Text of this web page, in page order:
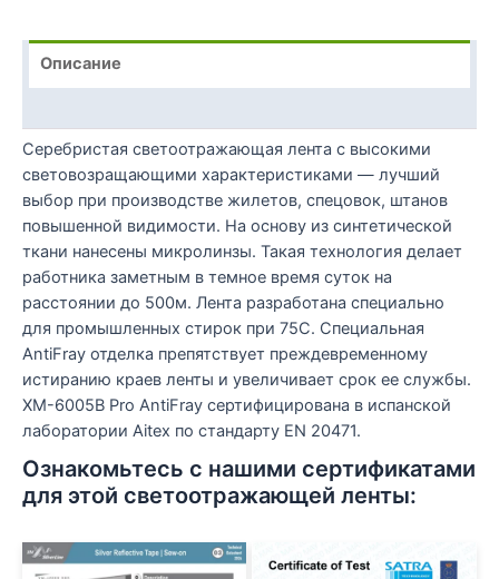
Описание
Серебристая светоотражающая лента с высокими
световозращающими характеристиками — лучший
выбор при производстве жилетов, спецовок, штанов
повышенной видимости. На основу из синтетической
ткани нанесены микролинзы. Такая технология делает
работника заметным в темное время суток на
расстоянии до 500м. Лента разработана специально
для промышленных стирок при 75С. Специальная
AntiFray отделка препятствует преждевременному
истиранию краев ленты и увеличивает срок ее службы.
XM-6005B Pro AntiFray сертифицирована в испанской
лаборатории Aitex по стандарту EN 20471.
Ознакомьтесь с нашими сертификатами
для этой светоотражающей ленты: